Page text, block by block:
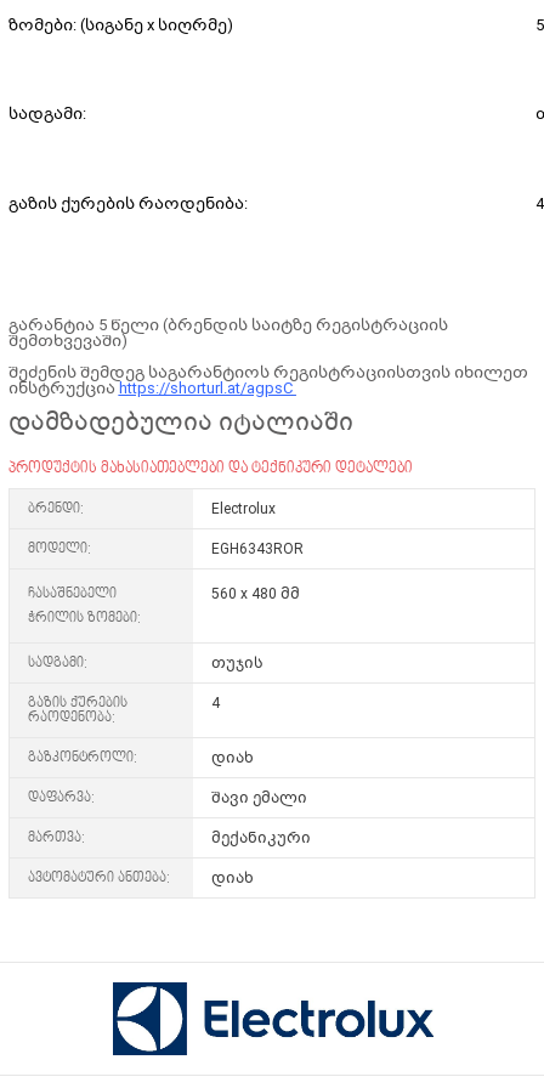
ზომები: (სიგანე x სიღრმე)
სადგამი:
გაზის ქურების რაოდენიბა:
გარანტია 5 წელი (ბრენდის საიტზე რეგისტრაციის
შემთხვევაში)
შეძენის შემდეგ საგარანტიოს რეგისტრაციისთვის იხილეთ
ინსტრუქციაhttps://shorturl.at/agpsC
დამზადებულია იტალიაში
პროდუქტის მახასიათებლები და ტექნიკური დეტალები
ბრენდი: Electrolux
მოდელი: EGH6343ROR
ჩასაშნებელი
ჭრილის ზომები:
560 x 480 მმ
სადგამი: თუჯის
გაზის ქურების
რაოდენობა:
4
გაზკონტროლი: დიახ
დაფარვა: შავი ემალი
მართვა: მექანიკური
ავტომატური ანთება: დიახ